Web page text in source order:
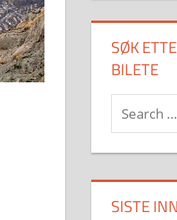
SØK
BILETE
Search
for:
SISTE